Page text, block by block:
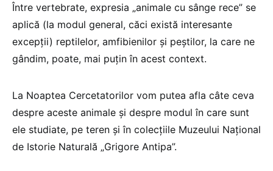
Între vertebrate, expresia „animale cu sânge rece” se
aplică (la modul general, căci există interesante
excepții) reptilelor, amfibienilor și peștilor, la care ne
gândim, poate, mai puțin în acest context.
La Noaptea Cercetatorilor vom putea afla câte ceva
despre aceste animale și despre modul în care sunt
ele studiate, pe teren și în colecțiile Muzeului Național
de Istorie Naturală „Grigore Antipa”.